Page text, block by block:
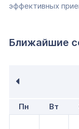
эффективных
Ближайшие
Пн Вт